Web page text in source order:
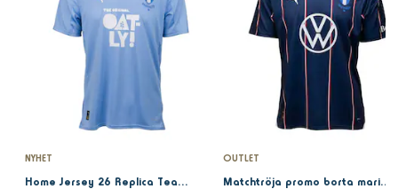
NYHET
Home Jersey 26 Replica Team Light Blue
OUTLET
Matchtröja promo borta marin 2024